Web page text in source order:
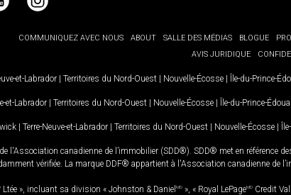
Instagram
COMMUNIQUEZ AVEC NOUS ABOUT SALLE DES MÉDIAS BLOGUE
AVIS JURIDIQUE
et-Labrador | Territoires du Nord-Ouest | Nouvelle-Écosse | Île-du-Prince-
et-Labrador | Territoires du Nord-Ouest | Nouvelle-Écosse | Île-du-Prince-
| Terre-Neuve-et-Labrador | Territoires du Nord-Ouest | Nouvelle-Écosse |
l'Association canadienne de l’immobilier (SDD®). SDD® met en référence
vérifiée. La marque DDF® appartient à l'Association canadienne de
Ltée », incluant sa division « Johnston & Daniel MD », « Royal LePageMD Credit